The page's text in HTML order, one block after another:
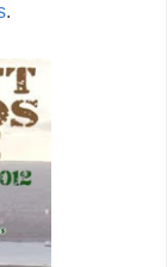
.